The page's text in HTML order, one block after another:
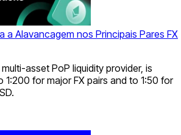
a Alavancagem nos Principais Pares FX
multi-asset PoP liquidity provider, is
1:200 for major FX pairs and to 1:50 for